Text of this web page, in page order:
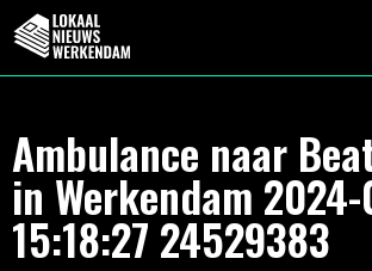
Ambulance naar
in Werkendam
15:18:27 24529383